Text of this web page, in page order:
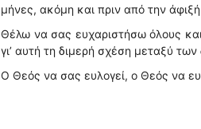
μήνες, ακόμη και πριν από την
Θέλω να σας ευχαριστήσω όλους
γι’ αυτή τη διμερή σχέση μεταξύ
Ο Θεός να σας ευλογεί, ο Θεός να